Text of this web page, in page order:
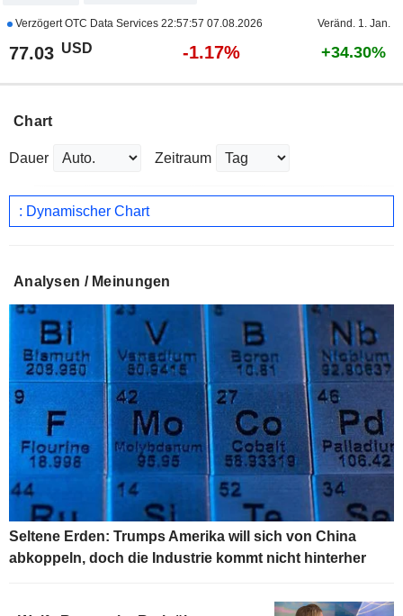
Verzögert OTC Data Services 22:57:57 07.08.2026 Veränd. 1. Jan.
77.03 USD -1.17% +34.30%
Chart
Dauer Zeitraum
: Dynamischer Chart
Analysen / Meinungen
Seltene Erden: Trumps Amerika will sich von China
abkoppeln, doch die Industrie kommt nicht hinterher